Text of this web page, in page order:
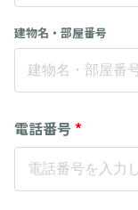
建物名・部屋番号
電話番号 *